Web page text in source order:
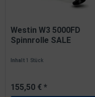
Westin W3 5000FD
Spinnrolle SALE
Inhalt1 Stück
155,50 € *